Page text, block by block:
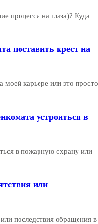
процесса на глаза)? Куда
поставить крест на
моей карьере или это просто
устроиться в
в пожарную охрану или
или
последствия обращения в